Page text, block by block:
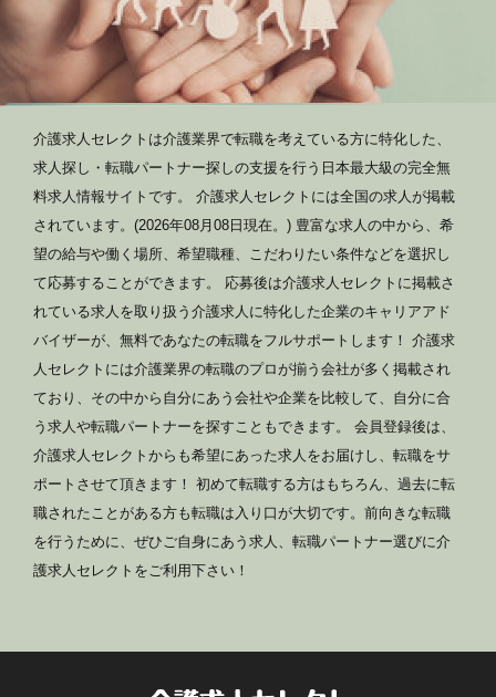
介護求人セレクトは介護業界で転職を考えている方に特化した、
求人探し・転職パートナー探しの支援を行う日本最大級の完全無
料求人情報サイトです。 介護求人セレクトには全国の求人が掲載
されています。(2026年08月08日現在。) 豊富な求人の中から、希
望の給与や働く場所、希望職種、こだわりたい条件などを選択し
て応募することができます。 応募後は介護求人セレクトに掲載さ
れている求人を取り扱う介護求人に特化した企業のキャリアアド
バイザーが、無料であなたの転職をフルサポートします！ 介護求
人セレクトには介護業界の転職のプロが揃う会社が多く掲載され
ており、その中から自分にあう会社や企業を比較して、自分に合
う求人や転職パートナーを探すこともできます。 会員登録後は、
介護求人セレクトからも希望にあった求人をお届けし、転職をサ
ポートさせて頂きます！ 初めて転職する方はもちろん、過去に転
職されたことがある方も転職は入り口が大切です。前向きな転職
を行うために、ぜひご自身にあう求人、転職パートナー選びに介
護求人セレクトをご利用下さい！